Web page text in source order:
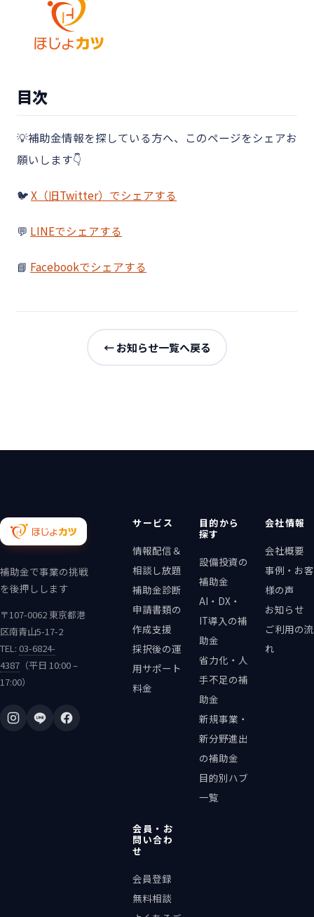
目次
💡補助金情報を探している方へ、このページをシェアお
願いします👇
🐦X（旧Twitter）でシェアする
💬 LINEでシェアする
📘 Facebookでシェアする
← お知らせ一覧へ戻る
補助金で事業の挑戦
を後押しします
〒107-0062 東京都港
区南青山5-17-2
TEL: 03-6824-
4387 （平日 10:00 –
17:00）
サービス
情報配信＆
相談し放題
補助金診断
申請書類の
作成支援
採択後の運
用サポート
料金
目的から
探す
設備投資の
補助金
AI・DX・
IT導入の補
助金
省力化・人
手不足の補
助金
新規事業・
新分野進出
の補助金
目的別ハブ
一覧
会社情報
会社概要
事例・お客
様の声
お知らせ
ご利用の流
れ
会員・お
問い合わ
せ
会員登録
無料相談